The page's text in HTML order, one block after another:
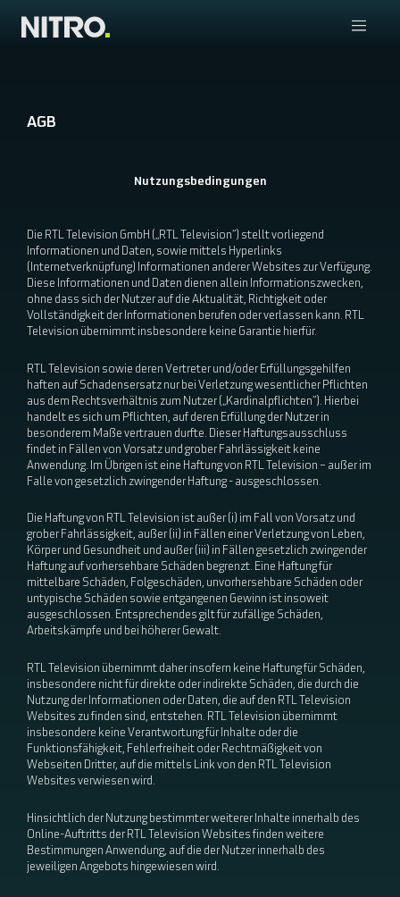
AGB
Nutzungsbedingungen
Die RTL Television GmbH („RTL Television“) stellt vorliegend
Informationen und Daten, sowie mittels Hyperlinks
(Internetverknüpfung) Informationen anderer Websites zur Verfügung.
Diese Informationen und Daten dienen allein Informationszwecken,
ohne dass sich der Nutzer auf die Aktualität, Richtigkeit oder
Vollständigkeit der Informationen berufen oder verlassen kann. RTL
Television übernimmt insbesondere keine Garantie hierfür.
RTL Television sowie deren Vertreter und/oder Erfüllungsgehilfen
haften auf Schadensersatz nur bei Verletzung wesentlicher Pflichten
aus dem Rechtsverhältnis zum Nutzer („Kardinalpflichten“). Hierbei
handelt es sich um Pflichten, auf deren Erfüllung der Nutzer in
besonderem Maße vertrauen durfte. Dieser Haftungsausschluss
findet in Fällen von Vorsatz und grober Fahrlässigkeit keine
Anwendung. Im Übrigen ist eine Haftung von RTL Television – außer im
Falle von gesetzlich zwingender Haftung - ausgeschlossen.
Die Haftung von RTL Television ist außer (i) im Fall von Vorsatz und
grober Fahrlässigkeit, außer (ii) in Fällen einer Verletzung von Leben,
Körper und Gesundheit und außer (iii) in Fällen gesetzlich zwingender
Haftung auf vorhersehbare Schäden begrenzt. Eine Haftung für
mittelbare Schäden, Folgeschäden, unvorhersehbare Schäden oder
untypische Schäden sowie entgangenen Gewinn ist insoweit
ausgeschlossen. Entsprechendes gilt für zufällige Schäden,
Arbeitskämpfe und bei höherer Gewalt.
RTL Television übernimmt daher insofern keine Haftung für Schäden,
insbesondere nicht für direkte oder indirekte Schäden, die durch die
Nutzung der Informationen oder Daten, die auf den RTL Television
Websites zu finden sind, entstehen. RTL Television übernimmt
insbesondere keine Verantwortung für Inhalte oder die
Funktionsfähigkeit, Fehlerfreiheit oder Rechtmäßigkeit von
Webseiten Dritter, auf die mittels Link von den RTL Television
Websites verwiesen wird.
Hinsichtlich der Nutzung bestimmter weiterer Inhalte innerhalb des
Online-Auftritts der RTL Television Websites finden weitere
Bestimmungen Anwendung, auf die der Nutzer innerhalb des
jeweiligen Angebots hingewiesen wird.